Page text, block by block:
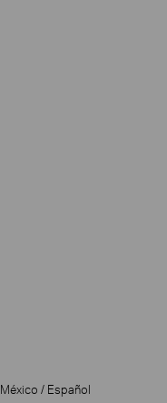
México / Español